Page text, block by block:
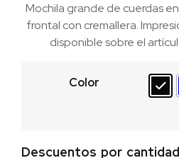
Mochila grande de cuerdas
frontal con cremallera.
disponible sobre el
Color
Descuentos por cantidad